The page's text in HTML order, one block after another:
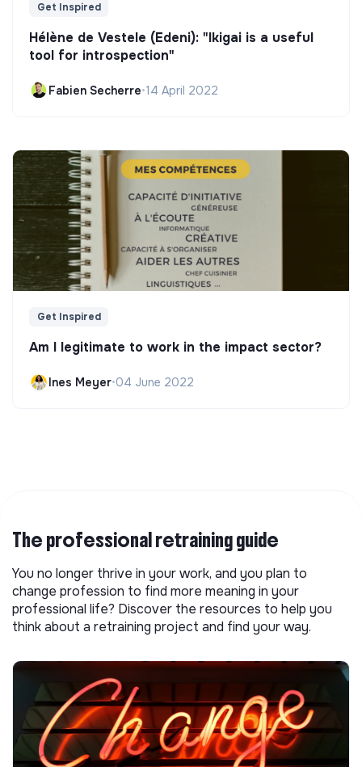
Get Inspired
Hélène de Vestele (Edeni): "Ikigai is a useful
tool for introspection"
Fabien Secherre•14 April 2022
Get Inspired
Am I legitimate to work in the impact sector?
Ines Meyer•04 June 2022
The professional retraining guide
You no longer thrive in your work, and you plan to
change profession to find more meaning in your
professional life? Discover the resources to help you
think about a retraining project and find your way.